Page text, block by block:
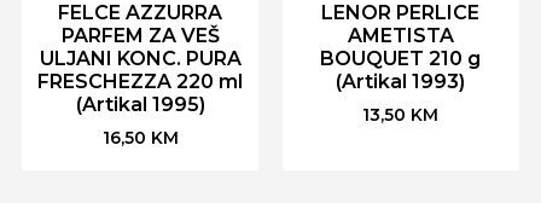
FELCE AZZURRA
PARFEM ZA VEŠ
ULJANI KONC. PURA
FRESCHEZZA 220 ml
(Artikal 1995)
16,50 KM
LENOR PERLICE
AMETISTA
BOUQUET 210 g
(Artikal 1993)
13,50 KM